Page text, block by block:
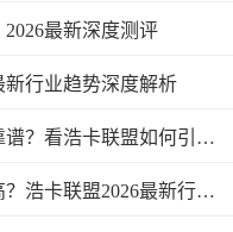
最新深度测评
新行业趋势深度解析
2026最新流量卡代理平台哪个靠谱？看浩卡联盟如何引领行业变革
手机卡代理分销平台哪个佣金高？浩卡联盟2026最新行业测评及趋势分析